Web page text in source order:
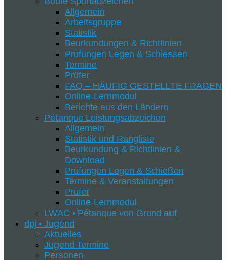
Allgemein
Arbeitsgruppe
Statistik
Beurkundungen & Richtlinien
Prüfungen Legen & Schiessen
Termine
Prüfer
FAQ – HÄUFIG GESTELLTE FRAGEN
Online-Lernmodul
Berichte aus den Ländern
Pétanque Leistungsabzeichen
Allgemein
Statistik und Rangliste
Beurkundung & Richtlinien &
Download
Prüfungen Legen & Schießen
Termine & Veranstaltungen
Prüfer
Online-Lernmodul
LWAC • Pétanque von Grund auf
dpj • Jugend
Aktuelles
Jugend Termine
Personen